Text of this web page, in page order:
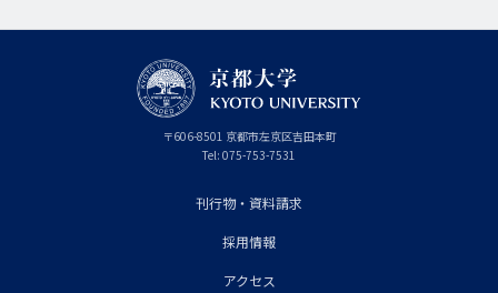
〒606-8501 京
都
府
京都市左京区吉田本町
Tel: 075-753-7531
刊行物・資料請求
採用情報
アクセス